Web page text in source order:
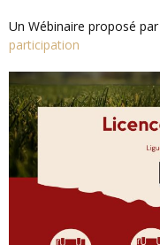
Un Wébinaire proposé
participation